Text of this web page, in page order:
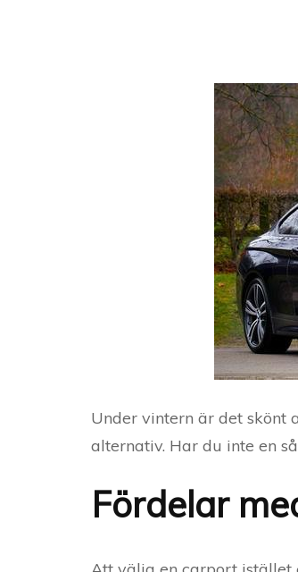
Under vintern är det skönt
alternativ. Har du inte en
Fördelar